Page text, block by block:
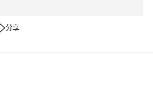
分享